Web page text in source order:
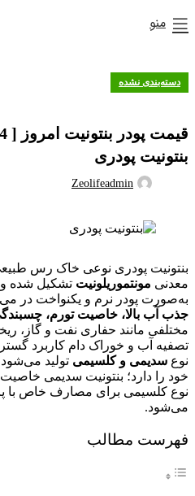
منو
دسته‌بندی نشده
بنتونیت پودری
Zeolifeadmin
بنتونیت پودری نوعی خاک رس
معدنی مونتموریلونیت تشکیل شده و
به‌صورت پودر نرم و یکنواخت در
جذب آب بالا، خاصیت تورم،
مختلفی مانند حفاری نفت و گاز،
تصفیه آب و خوراک دام کاربرد
نوع سدیمی و کلسیمی تولید
خود را دارد؛ بنتونیت سدیمی
نوع کلسیمی برای مصارف خاص با
می‌شود.
فهرست مطالب